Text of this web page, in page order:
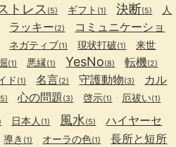
トレス (5) ギフト (1) 決断(5)
人
ラッキー(2)
コミュニケーショ
ネガティブ(1) 現状打破(1) 来世
(1) 悪縁(1) YesNo(8) 転機(2)
ド (1) 名言(2) 守護動物(3)
カル
心の問題(3) 啓示(1) 厄祓い(1)
日本人 (1) 風水(5)
ハイヤーセ
導き (1) オーラの色(1) 長所と短所